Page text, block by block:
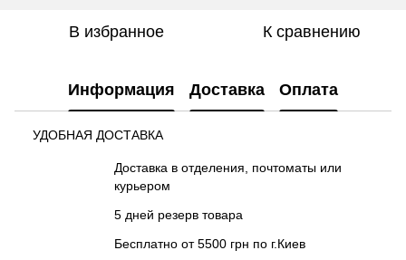
В избранное К сравнению
Информация Доставка Оплата
УДОБНАЯ ДОСТАВКА
Доставка в отделения, почтоматы или
курьером
5 дней резерв товара
Бесплатно от 5500 грн по г.Киев